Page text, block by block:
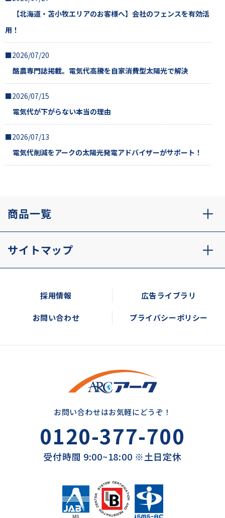
【北海道・苫小牧エリアのお客様へ】会社のフェンスを有効活
用！
■2026/07/20
酪農専門誌掲載。電気代高騰を自家消費型太陽光で解決
■2026/07/15
電気代が下がらない本当の理由
■2026/07/13
電気代削減をアークの太陽光発電アドバイザーがサポート！
商品一覧
サイトマップ
採用情報 広告ライブラリ
お問い合わせ プライバシーポリシー
お問い合わせはお気軽にどうぞ！
0120-377-700
受付時間 9:00~18:00 ※土日定休